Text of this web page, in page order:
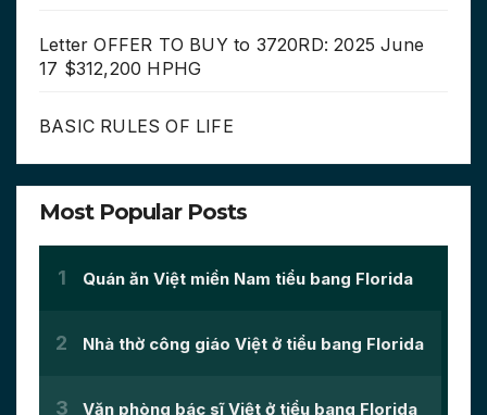
Letter OFFER TO BUY to 3720RD: 2025 June
17 $312,200 HPHG
BASIC RULES OF LIFE
Most Popular Posts